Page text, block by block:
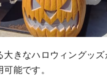
きなハロウィングッ
能です。